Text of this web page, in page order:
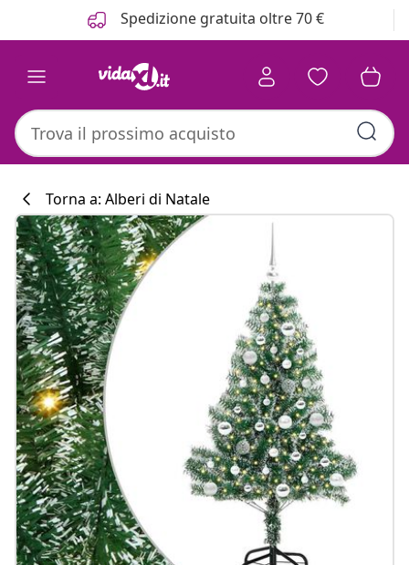
Spedizione gratuita oltre 70 €
Torna a: Alberi di Natale